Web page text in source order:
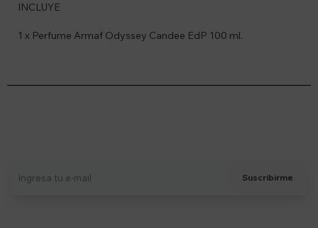
INCLUYE
1 x Perfume Armaf Odyssey Candee EdP 100 ml.
Suscribirme